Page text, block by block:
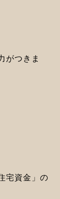
がつきま
宅資金」の